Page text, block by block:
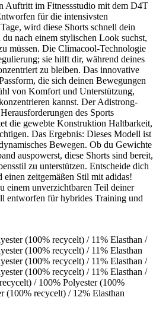
Auftritt im Fitnessstudio mit dem D4T
für die intensivsten
wird diese Shorts schnell dein
nach einem stylischen Look suchst,
müssen. Die Climacool-Technologie
sie hilft dir, während deines
zu bleiben. Das innovative
die sich deinen Bewegungen
von Komfort und Unterstützung,
kannst. Der Adistrong-
des Sports
die gewebte Konstruktion Haltbarkeit,
Das Ergebnis: Dieses Modell ist
Bewegen. Ob du Gewichte
auspowerst, diese Shorts sind bereit,
zu unterstützen. Entscheide dich
zeitgemäßen Stil mit adidas!
einem unverzichtbaren Teil deiner
entworfen für hybrides Training und
(100% recycelt) / 11% Elasthan /
(100% recycelt) / 11% Elasthan
(100% recycelt) / 11% Elasthan /
(100% recycelt) / 11% Elasthan /
/ 100% Polyester (100%
(100% recycelt) / 12% Elasthan